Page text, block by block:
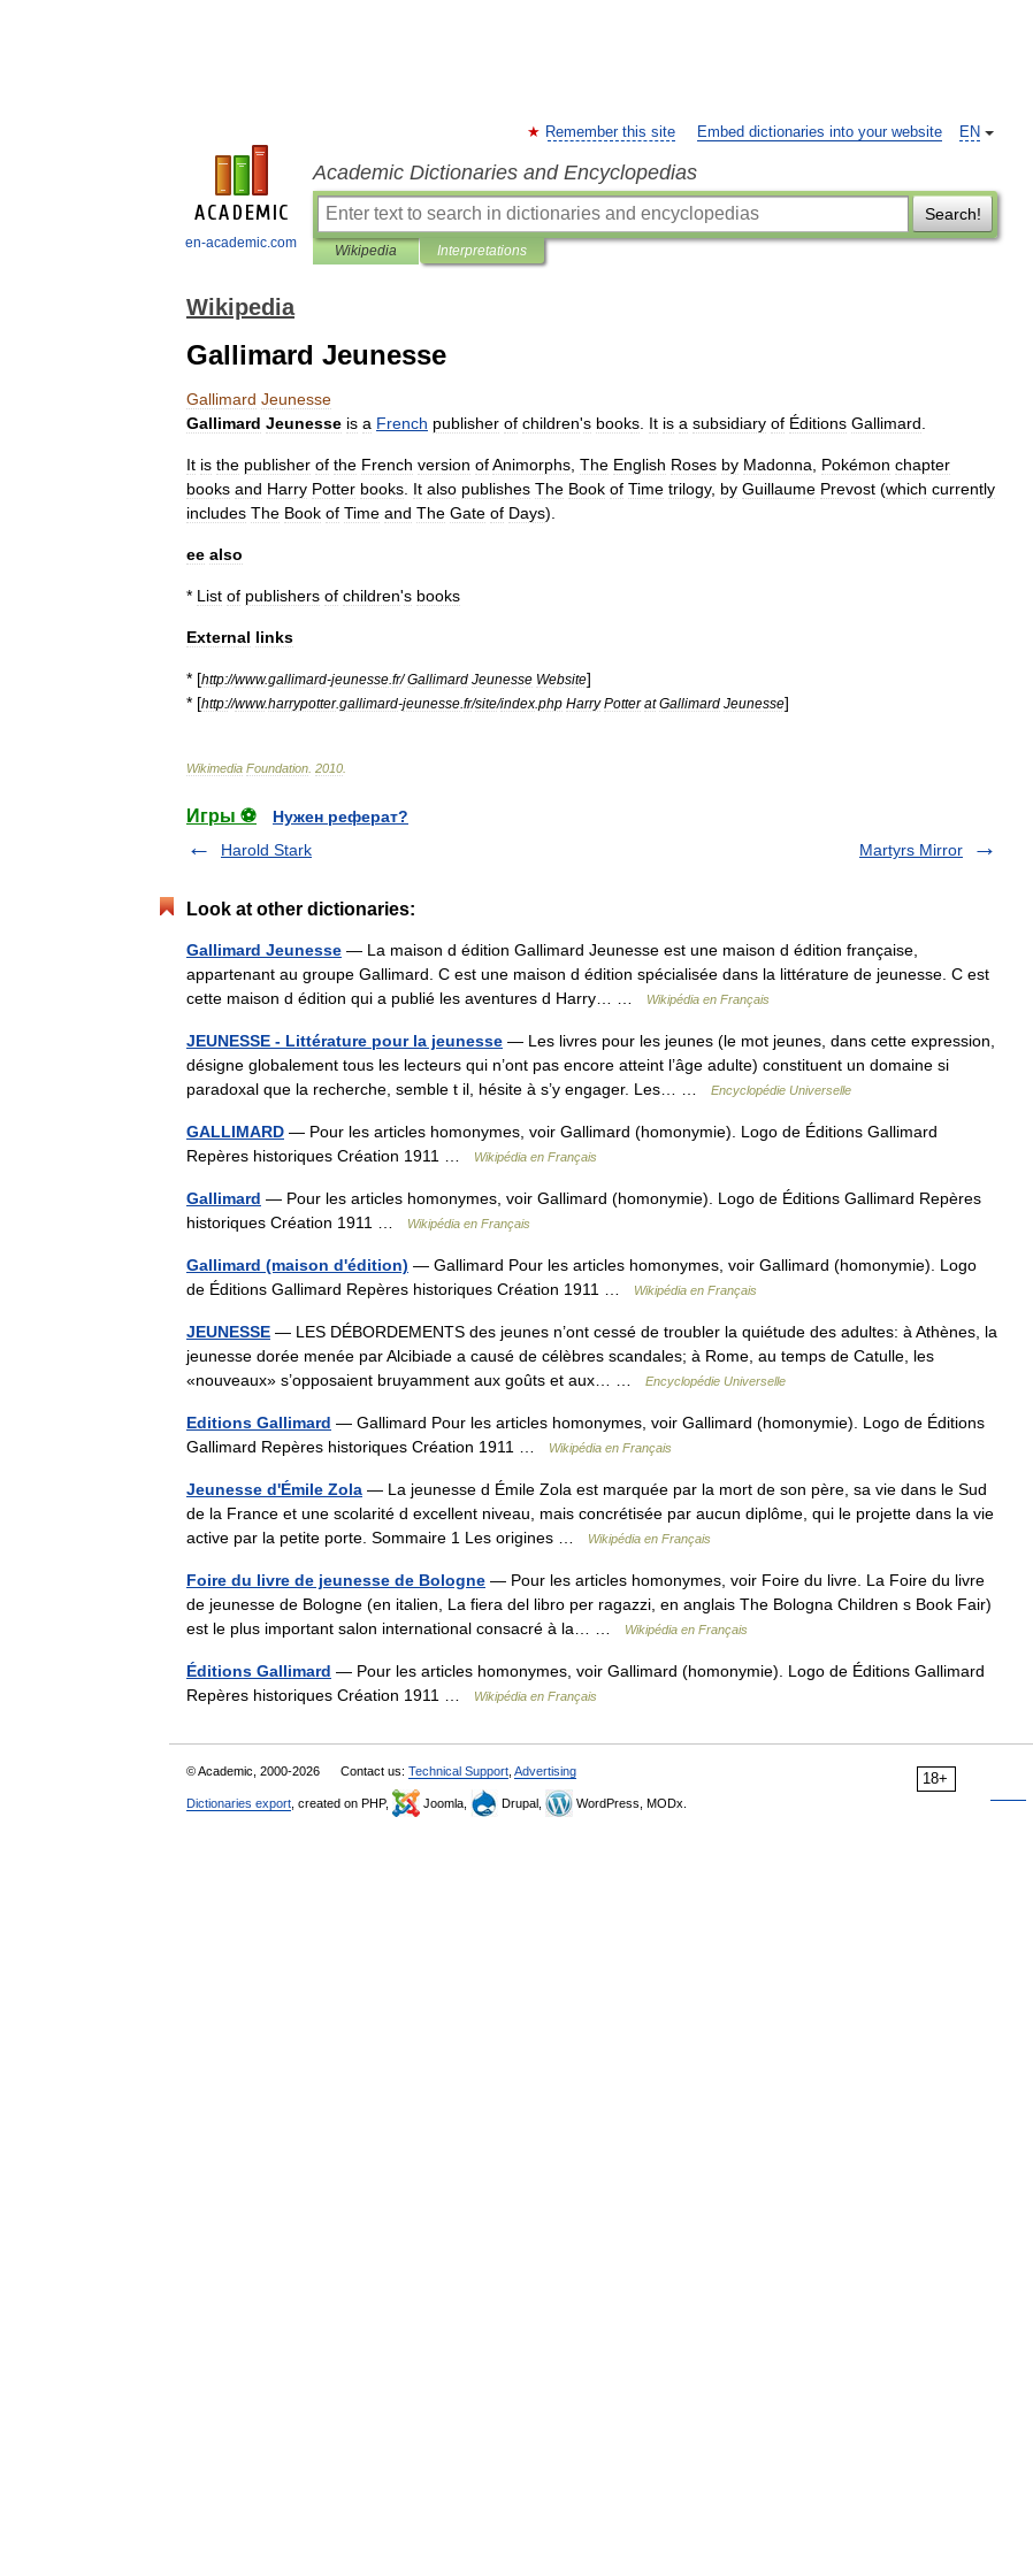
en-academic.com
EN
Remember this site Embed dictionaries into your website
Academic Dictionaries and Encyclopedias
Search!
Wikipedia Interpretations
Wikipedia
Gallimard Jeunesse
Gallimard Jeunesse
Gallimard Jeunesse is a French publisher of children's books It is a subsidiary of Éditions Gallimard
It is the publisher of the French version ofAnimorphs The English Roses by Madonna Pokémon chapter
books and Harry Potter books It also publishes The Book of Time trilogy, by Guillaume Prevost (which currently
includes The Book of Time and The Gate of Days).
ee also
* List of publishers of children's books
External links
* [http://www.gallimard-jeunesse fr/Gallimard Jeunesse Website]
* [http://www.harrypotter.gallimard-jeunesse fr/site/index php Harry Potter at Gallimard Jeunesse]
Wikimedia Foundation 2010
Игры ⚽
Нужен реферат?
Harold Stark
Martyrs Mirror
Look at other dictionaries:
Gallimard Jeunesse — La maison d édition Gallimard Jeunesse est une maison d édition française,
appartenant au groupe Gallimard. C est une maison d édition spécialisée dans la littérature de jeunesse. C est
cette maison d édition qui a publié les aventures d Harry… …
Wikipédia en Français
JEUNESSE - Littérature pour la jeunesse — Les livres pour les jeunes (le mot jeunes, dans cette expression,
désigne globalement tous les lecteurs qui n’ont pas encore atteint l’âge adulte) constituent un domaine si
paradoxal que la recherche, semble t il, hésite à s’y engager. Les… …
Encyclopédie Universelle
GALLIMARD — Pour les articles homonymes, voir Gallimard (homonymie). Logo de Éditions Gallimard
Repères historiques Création 1911 …
Wikipédia en Français
Gallimard — Pour les articles homonymes, voir Gallimard (homonymie). Logo de Éditions Gallimard Repères
historiques Création 1911 …
Wikipédia en Français
Gallimard (maison d'édition) — Gallimard Pour les articles homonymes, voir Gallimard (homonymie). Logo
de Éditions Gallimard Repères historiques Création 1911 …
Wikipédia en Français
JEUNESSE — LES DÉBORDEMENTS des jeunes n’ont cessé de troubler la quiétude des adultes: à Athènes, la
jeunesse dorée menée par Alcibiade a causé de célèbres scandales; à Rome, au temps de Catulle, les
«nouveaux» s’opposaient bruyamment aux goûts et aux… …
Encyclopédie Universelle
Editions Gallimard — Gallimard Pour les articles homonymes, voir Gallimard (homonymie). Logo de Éditions
Gallimard Repères historiques Création 1911 …
Wikipédia en Français
Jeunesse d'Émile Zola — La jeunesse d Émile Zola est marquée par la mort de son père, sa vie dans le Sud
de la France et une scolarité d excellent niveau, mais concrétisée par aucun diplôme, qui le projette dans la vie
active par la petite porte. Sommaire 1 Les origines …
Wikipédia en Français
Foire du livre de jeunesse de Bologne — Pour les articles homonymes, voir Foire du livre. La Foire du livre
de jeunesse de Bologne (en italien, La fiera del libro per ragazzi, en anglais The Bologna Children s Book Fair)
est le plus important salon international consacré à la… …
Wikipédia en Français
Éditions Gallimard — Pour les articles homonymes, voir Gallimard (homonymie). Logo de Éditions Gallimard
Repères historiques Création 1911 …
Wikipédia en Français
18+
© Academic, 2000-2026 Contact us: Technical Support Advertising
Dictionaries export , created on PHP, Joomla, Drupal, WordPress, MODx.